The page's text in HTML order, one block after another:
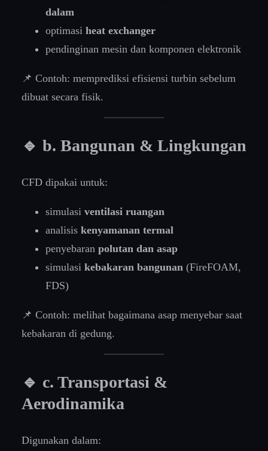
dalam
optimasi heat exchanger
pendinginan mesin dan komponen elektronik
📌 Contoh: memprediksi efisiensi turbin sebelum
dibuat secara fisik.
🔹 b. Bangunan & Lingkungan
CFD dipakai untuk:
simulasi ventilasi ruangan
analisis kenyamanan termal
penyebaran polutan dan asap
simulasi kebakaran bangunan (FireFOAM,
FDS)
📌 Contoh: melihat bagaimana asap menyebar saat
kebakaran di gedung.
🔹 c. Transportasi &
Aerodinamika
Digunakan dalam: